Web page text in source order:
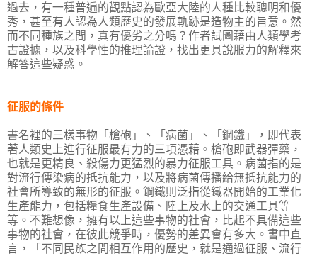
過去，有一種普遍的觀點認為歐亞大陸的人種比較聰明和優
秀，甚至有人認為人類歷史的發展軌跡是造物主的旨意。然
而不同種族之間，真有優劣之分嗎？作者試圖藉由人類學考
古證據，以及科學性的推理論證，找出更具說服力的解釋來
解答這些疑惑。
征服的條件
書名裡的三樣事物「槍砲」、「病菌」、「鋼鐵」，即代表
著人類史上進行征服最有力的三項憑藉。槍砲即武器彈藥，
也就是更精良、殺傷力更猛烈的暴力征服工具。病菌指的是
對流行傳染病的抵抗能力，以及將病菌傳播給無抵抗能力的
社會所導致的無形的征服。鋼鐵則泛指從鐵器開始的工業化
生產能力，包括糧食生產設備、陸上及水上的交通工具等
等。不難想像，擁有以上這些事物的社會，比起不具備這些
事物的社會，在彼此競爭時，優勢的差異會有多大。書中直
言，「不同民族之間相互作用的歷史，就是通過征服、流行